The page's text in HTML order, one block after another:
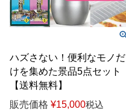
ハズさない！便利なモノだ
けを集めた景品5点セット
【送料無料】
販売価格 ¥15,000税込